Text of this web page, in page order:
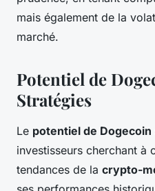
mais également de la
marché.
Potentiel de
Stratégies
Le potentiel de Dogecoin
investisseurs cherchant à
tendances de la crypto-